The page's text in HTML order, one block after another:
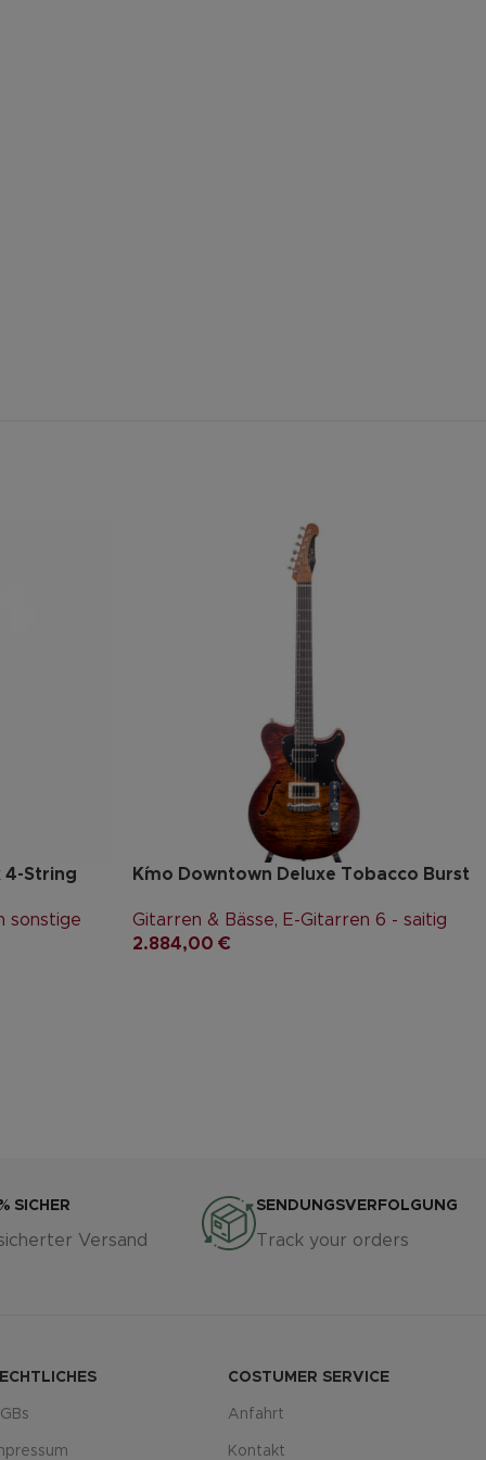
4-String
sonstige
K´mo Downtown Deluxe Tobacco Burst
Gitarren & Bässe, E-Gitarren 6 - saitig
2.884,00 €
SICHER
Versand
SENDUNGSVERFOLGUNG
Track your orders
COSTUMER SERVICE
Anfahrt
Kontakt